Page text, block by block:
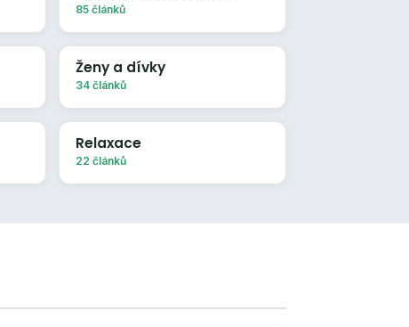
85 článků
Ženy a dívky
34 článků
Relaxace
22 článků